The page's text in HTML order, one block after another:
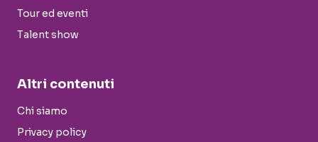
Tour ed eventi
Talent show
Altri contenuti
Chi siamo
Privacy policy